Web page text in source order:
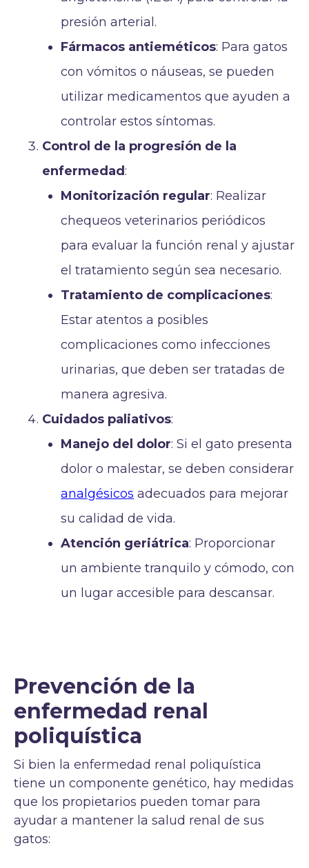
presión arterial.
Fármacos antieméticos: Para gatos
con vómitos o náuseas, se pueden
utilizar medicamentos que ayuden a
controlar estos síntomas.
Control de la progresión de la
enfermedad:
Monitorización regular: Realizar
chequeos veterinarios periódicos
para evaluar la función renal y ajustar
el tratamiento según sea necesario.
Tratamiento de complicaciones:
Estar atentos a posibles
complicaciones como infecciones
urinarias, que deben ser tratadas de
manera agresiva.
Cuidados paliativos:
Manejo del dolor: Si el gato presenta
dolor o malestar, se deben considerar
analgésicos adecuados para mejorar
su calidad de vida.
Atención geriátrica: Proporcionar
un ambiente tranquilo y cómodo, con
un lugar accesible para descansar.
Prevención de la
enfermedad renal
poliquística
Si bien la enfermedad renal poliquística
tiene un componente genético, hay medidas
que los propietarios pueden tomar para
ayudar a mantener la salud renal de sus
gatos: